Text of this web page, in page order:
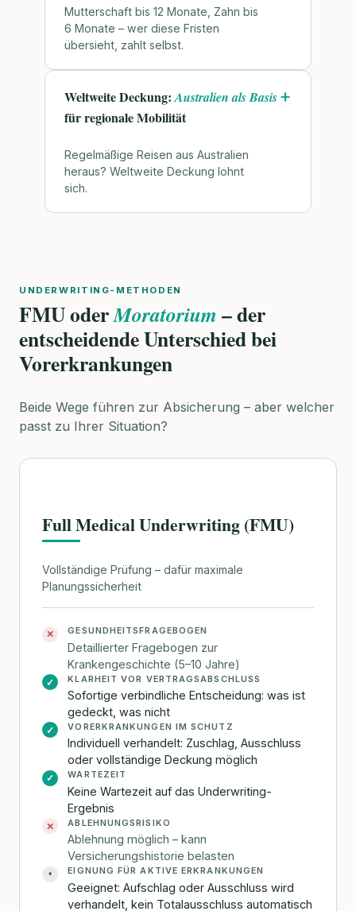
Mutterschaft bis 12 Monate, Zahn bis
6 Monate – wer diese Fristen
übersieht, zahlt selbst.
Weltweite Deckung:Australien als Basis
für regionale Mobilität
Regelmäßige Reisen aus Australien
heraus? Weltweite Deckung lohnt
sich.
UNDERWRITING-METHODEN
FMU oderMoratorium– der
entscheidende Unterschied bei
Vorerkrankungen
Beide Wege führen zur Absicherung – aber welcher
passt zu Ihrer Situation?
Full Medical Underwriting (FMU)
Vollständige Prüfung – dafür maximale
Planungssicherheit
✕ GESUNDHEITSFRAGEBOGEN
Detaillierter Fragebogen zur
Krankengeschichte (5–10 Jahre)
✓ KLARHEIT VOR VERTRAGSABSCHLUSS
Sofortige verbindliche Entscheidung: was ist
gedeckt, was nicht
✓ VORERKRANKUNGEN IM SCHUTZ
Individuell verhandelt: Zuschlag, Ausschluss
oder vollständige Deckung möglich
✓ WARTEZEIT
Keine Wartezeit auf das Underwriting-
Ergebnis
✕ ABLEHNUNGSRISIKO
Ablehnung möglich – kann
Versicherungshistorie belasten
• EIGNUNG FÜR AKTIVE ERKRANKUNGEN
Geeignet: Aufschlag oder Ausschluss wird
verhandelt, kein Totalausschluss automatisch